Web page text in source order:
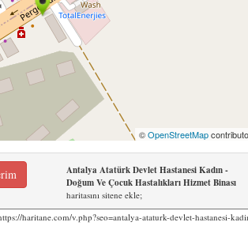
©OpenStreetMap
Antalya Atatürk Devlet Hastanesi Kadın -
Doğum Ve Çocuk Hastalıkları Hizmet Binası
haritasını sitene ekle;